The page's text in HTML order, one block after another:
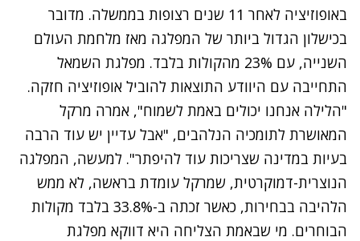
באופוזיציה לאחר 11 שנים רצופות בממשלה. מדובר
בכישלון הגדול ביותר של המפלגה מאז מלחמת העולם
השנייה, עם 23% מהקולות בלבד. מפלגת השמאל
התחייבה עם היוודע התוצאות להוביל אופוזיציה חזקה.
"הלילה אנחנו יכולים באמת לשמוח", אמרה מרקל
המאושרת לתומכיה הנלהבים, "אבל עדיין יש עוד הרבה
בעיות במדינה שצריכות עוד להיפתר". למעשה, המפלגה
הנוצרית-דמוקרטית, שמרקל עומדת בראשה, לא ממש
הלהיבה בבחירות, כאשר זכתה ב-33.8% בלבד מקולות
הבוחרים. מי שבאמת הצליחה היא דווקא מפלגת